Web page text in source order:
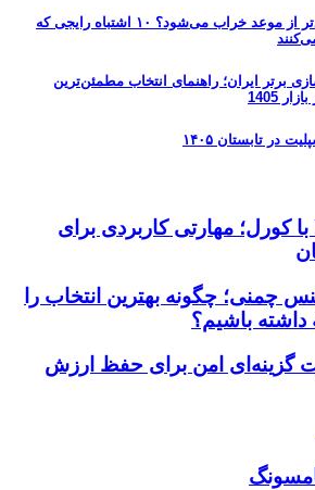
چرا باتری خودرو زودتر از موعد خراب می‌شود؟ ۱۰ اشتباه رایجی که
برتر ایران؛ راهنمای انتخاب مطمئن‌ترین
1405
در تابستان ۱۴۰۵
کورل؛ مهارتی کاربردی برای
چمنی؛ چگونه بهترین انتخاب را
داشته باشیم؟
گزینه‌ای امن برای حفظ ارزش